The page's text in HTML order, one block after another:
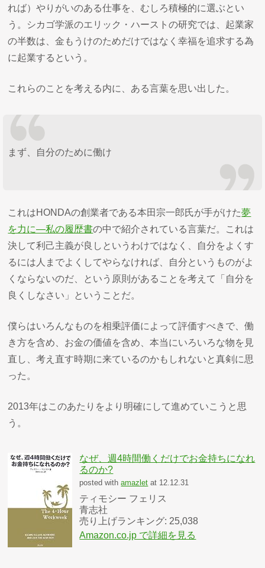
れば）やりがいのある仕事を、むしろ積極的に選ぶとい
う。シカゴ学派のエリック・ハーストの研究では、起業家
の半数は、金もうけのためだけではなく幸福を追求する為
に起業するという。
これらのことを考える内に、ある言葉を思い出した。
まず、自分のために働け
これはHONDAの創業者である本田宗一郎氏が手がけた夢
を力に―私の履歴書の中で紹介されている言葉だ。これは
決して利己主義が良しというわけではなく、自分をよくす
るには人までよくしてやらなければ、自分というものがよ
くならないのだ、という原則があることを考えて「自分を
良くしなさい」ということだ。
僕らはいろんなものを相乗評価によって評価すべきで、働
き方を含め、お金の価値を含め、本当にいろいろな物を見
直し、考え直す時期に来ているのかもしれないと真剣に思
った。
2013年はこのあたりをより明確にして進めていこうと思
う。
なぜ、週4時間働くだけでお金持ちになれ
るのか?
posted withamazlet at 12.12.31
ティモシー フェリス
青志社
売り上げランキング: 25,038
Amazon.co.jp で詳細を見る